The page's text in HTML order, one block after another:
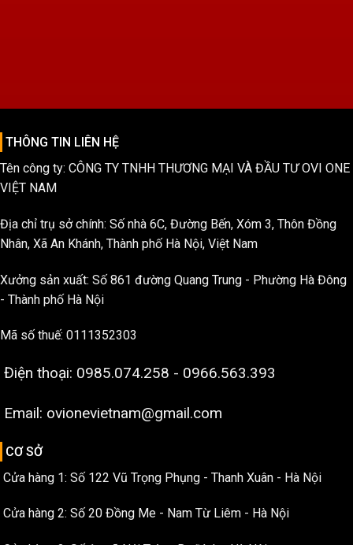
THÔNG TIN LIÊN HỆ
Tên công ty: CÔNG TY TNHH THƯƠNG MẠI VÀ ĐẦU TƯ OVI ONE
VIỆT NAM
Địa chỉ trụ sở chính: Số nhà 6C, Đường Bến, Xóm 3, Thôn Đồng
Nhân, Xã An Khánh, Thành phố Hà Nội, Việt Nam
Xưởng sản xuất: Số 861 đường Quang Trung - Phường Hà Đông
- Thành phố Hà Nội
Mã số thuế: 0111352303
Điện thoại: 0985.074.258 - 0966.563.393
Email: ovionevietnam@gmail.com
CƠ SỞ
Cửa hàng 1: Số 122 Vũ Trọng Phụng - Thanh Xuân - Hà Nội
Cửa hàng 2: Số 20 Đồng Me - Nam Từ Liêm - Hà Nội